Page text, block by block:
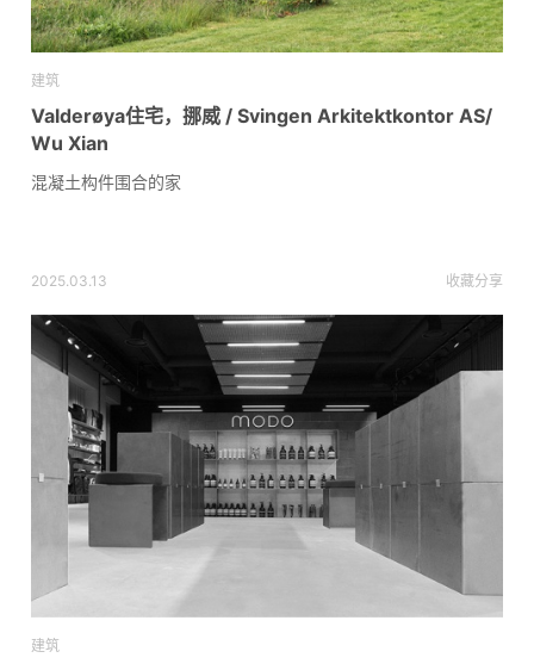
建筑
Valderøya住宅，挪威 / Svingen Arkitektkontor AS/
Wu Xian
混凝土构件围合的家
2025.03.13 收藏分享
建筑